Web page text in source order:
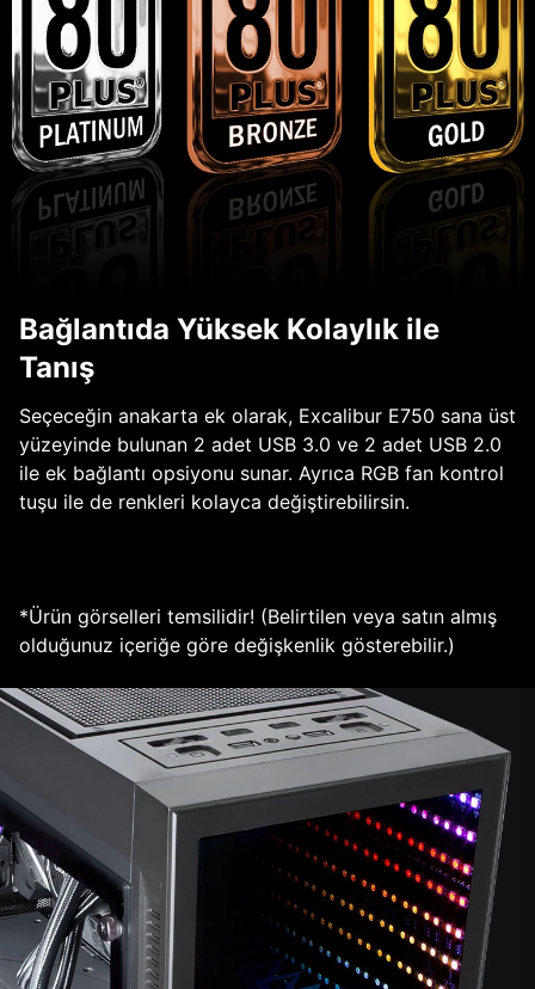
Bağlantıda Yüksek Kolaylık ile
Tanış
Seçeceğin anakarta ek olarak, Excalibur E750 sana üst
yüzeyinde bulunan 2 adet USB 3.0 ve 2 adet USB 2.0
ile ek bağlantı opsiyonu sunar. Ayrıca RGB fan kontrol
tuşu ile de renkleri kolayca değiştirebilirsin.
*Ürün görselleri temsilidir! (Belirtilen veya satın almış
olduğunuz içeriğe göre değişkenlik gösterebilir.)